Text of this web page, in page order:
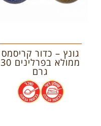
גונץ – כדור קריסמס
ממולא בפרלינים 30
גרם
.
.